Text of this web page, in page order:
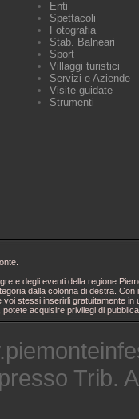
Enti
Spettacoli
Fotografia
Stab. Balneari
Sport
Villaggi turistici
Servizi e Aziende
Visite guidate
Strumenti
e degli eventi della regione
dalla colonna di destra.
stessi inserirli gratuitamente
acquisire privilegi di
Trib.